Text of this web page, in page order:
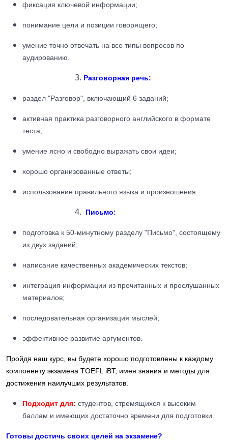
фиксация ключевой информации;
понимание цели и позиции говорящего;
умение точно отвечать на все типы вопросов по
аудированию.
Разговорная речь:
раздел "Разговор", включающий 6 заданий;
активная практика разговорного английского в формате
теста;
умение ясно и свободно выражать свои идеи;
хорошо организованные ответы;
использование правильного языка и произношения.
Письмо:
подготовка к 50-минутному разделу "Письмо", состоящему
из двух заданий;
написание качественных академических текстов;
интеграция информации из прочитанных и прослушанных
материалов;
последовательная организация мыслей;
эффективное развитие аргументов.
Пройдя наш курс, вы будете хорошо подготовлены к каждому
компоненту экзамена TOEFL iBT, имея знания и методы для
достижения наилучших результатов.
Подходит для: студентов, стремящихся к высоким
баллам и имеющих достаточно времени для подготовки.
Готовы достичь своих целей на экзамене?